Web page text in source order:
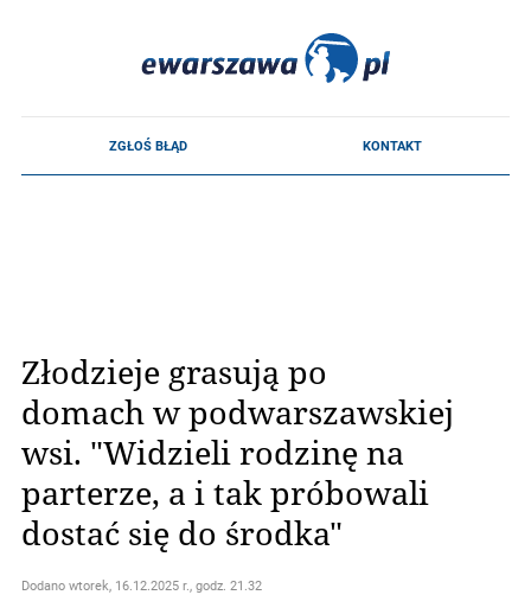
Złodzieje grasują po
domach w podwarszawskiej
wsi. "Widzieli rodzinę na
parterze, a i tak próbowali
dostać się do środka"
Dodano wtorek, 16.12.2025 r., godz. 21.32